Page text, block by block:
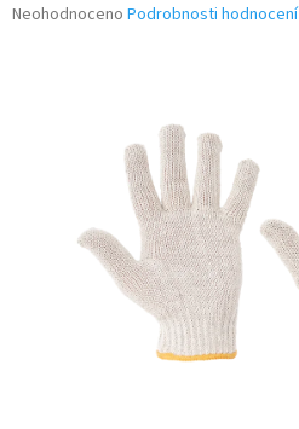
Průměrné
Neohodnoceno Podrobnosti hodnocení